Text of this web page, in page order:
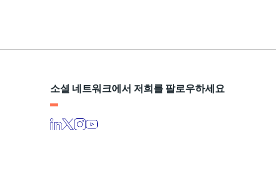
소셜 네트워크에서 저희를 팔로우하세요